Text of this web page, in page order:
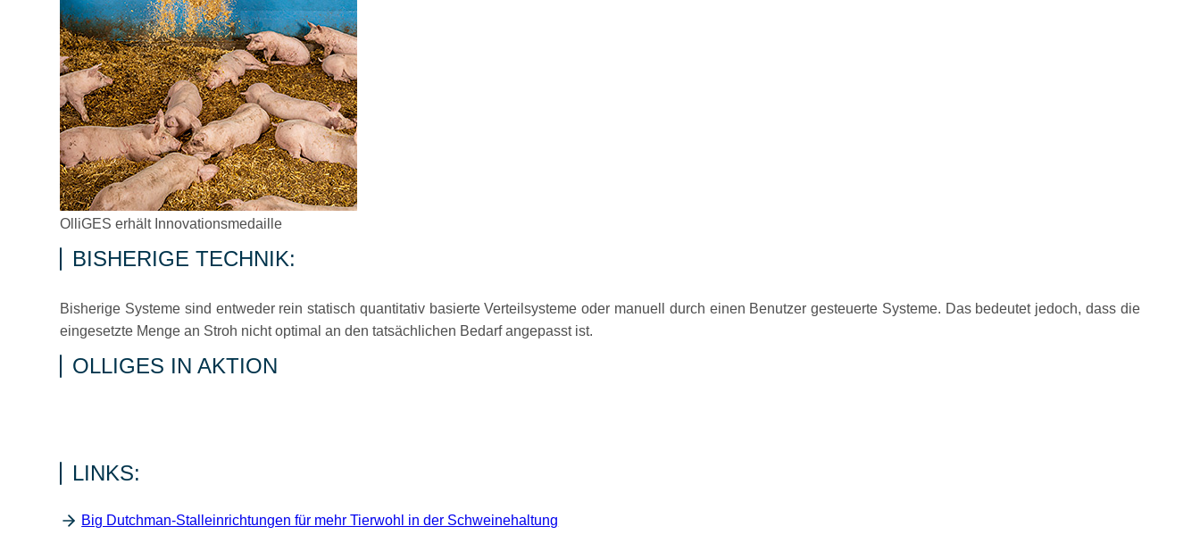
OlliGES erhält Innovationsmedaille
BISHERIGE TECHNIK:
Bisherige Systeme sind entweder rein statisch quantitativ basierte Verteilsysteme oder manuell durch einen Benutzer gesteuerte Systeme. Das bedeutet jedoch, dass die
eingesetzte Menge an Stroh nicht optimal an den tatsächlichen Bedarf angepasst ist.
OLLIGES IN AKTION
LINKS:
Big Dutchman-Stalleinrichtungen für mehr Tierwohl in der Schweinehaltung